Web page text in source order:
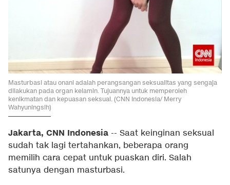
Masturbasi atau onani adalah perangsangan seksualitas yang sengaja
dilakukan pada organ kelamin. Tujuannya untuk memperoleh
kenikmatan dan kepuasan seksual. (CNN Indonesia/ Merry
Wahyuningsih)
Jakarta, CNN Indonesia -- Saat keinginan seksual
sudah tak lagi tertahankan, beberapa orang
memilih cara cepat untuk puaskan diri. Salah
satunya dengan masturbasi.